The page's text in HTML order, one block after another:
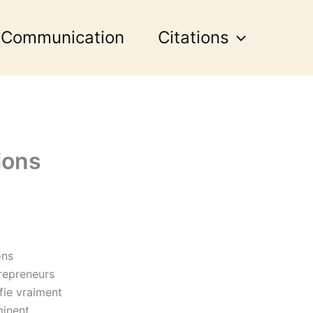
Citations
vraiment